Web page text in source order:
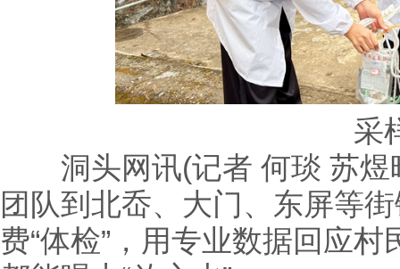
采
洞头网讯(记者 何琰 苏煜
团队到北岙、大门、东屏等
费“体检”，用专业数据回应